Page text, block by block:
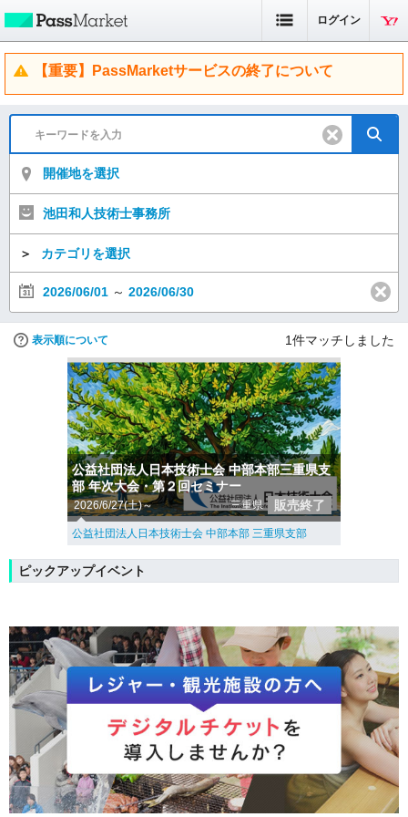
ログイン
【重要】PassMarketサービスの終了について
開催地を選択
池田和人技術士事務所
＞ カテゴリを選択
2026/06/01 ～ 2026/06/30
表示順について 1件マッチしました
公益社団法人日本技術士会 中部本部三重県支
部 年次大会・第２回セミナー
2026/6/27(土)～ 三重県 販売終了
公益社団法人日本技術士会 中部本部 三重県支部
ピックアップイベント